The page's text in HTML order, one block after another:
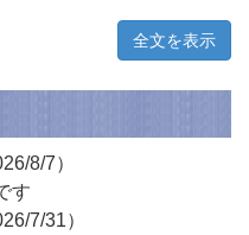
全文を表示
8/7）
す
7/31）